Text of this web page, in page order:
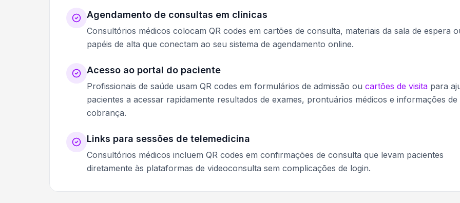
Agendamento de consultas em clínicas
Consultórios médicos colocam QR codes em cartões de consulta, materiais da sala de espera
papéis de alta que conectam ao seu sistema de agendamento online.
Acesso ao portal do paciente
Profissionais de saúde usam QR codes em formulários de admissão ou cartões de visita para
pacientes a acessar rapidamente resultados de exames, prontuários médicos e informações de
cobrança.
Links para sessões de telemedicina
Consultórios médicos incluem QR codes em confirmações de consulta que levam pacientes
diretamente às plataformas de videoconsulta sem complicações de login.